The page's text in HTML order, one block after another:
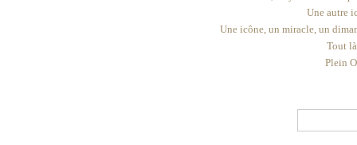
Une autre
Une icône, un miracle, un
Tout
Plein